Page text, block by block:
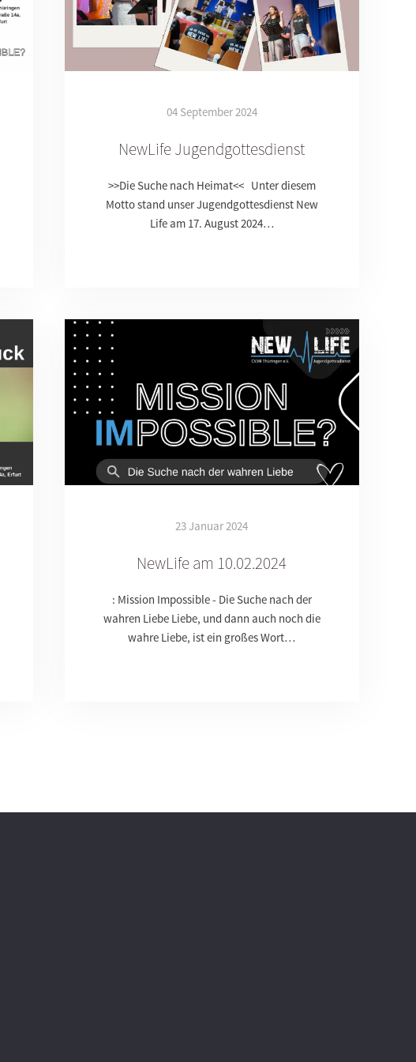
04 September 2024
NewLife Jugendgottesdienst
>>Die Suche nach Heimat<< Unter diesem
Motto stand unser Jugendgottesdienst New
Life am 17. August 2024…
23 Januar 2024
NewLife am 10.02.2024
: Mission Impossible - Die Suche nach der
wahren Liebe Liebe, und dann auch noch die
wahre Liebe, ist ein großes Wort…